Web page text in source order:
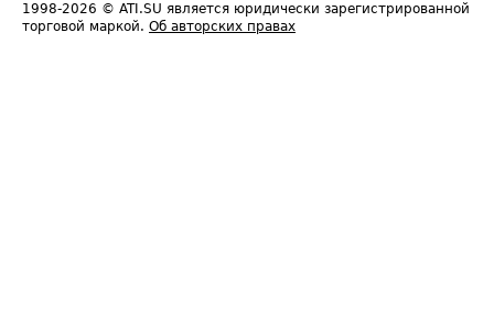
1998-2026 © ATI.SU является юридически зарегистрированной
торговой маркой. Об авторских правах